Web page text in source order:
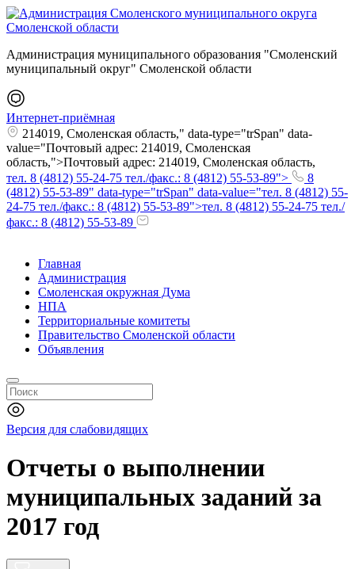
Администрация муниципального образования "Смоленский
муниципальный округ" Смоленской области
Интернет-приёмная
214019, Смоленская область," data-type="trSpan" data-
value="Почтовый адрес: 214019, Смоленская
область,">Почтовый адрес: 214019, Смоленская область,
тел. 8 (4812) 55-24-75 тел./факс.: 8 (4812) 55-53-89">
8
(4812) 55-53-89" data-type="trSpan" data-value="тел. 8 (4812) 55-
24-75 тел./факс.: 8 (4812) 55-53-89">тел. 8 (4812) 55-24-75 тел./
факс.: 8 (4812) 55-53-89
Главная
Администрация
Смоленская окружная Дума
НПА
Территориальные комитеты
Правительство Смоленской области
Объявления
Версия для слабовидящих
Отчеты о выполнении
муниципальных заданий за
2017 год